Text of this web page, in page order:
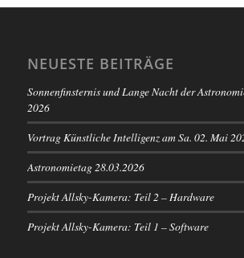
NEUESTE BEITRÄGE
Sonnenfinsternis und Lange Nacht der
2026
Vortrag Künstliche Intelligenz am Sa. 02. Mai
Astronomietag 28.03.2026
Projekt Allsky-Kamera: Teil 2 – Hardware
Projekt Allsky-Kamera: Teil 1 – Software